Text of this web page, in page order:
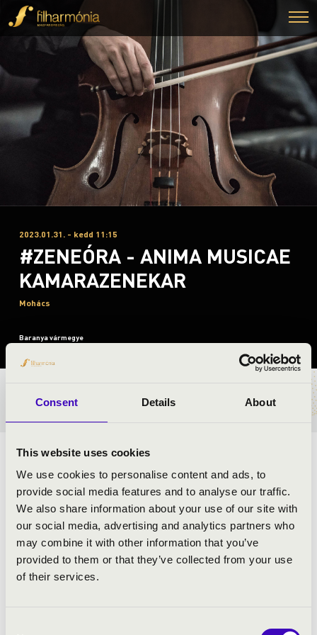
Consent Details About
This website uses cookies
We use cookies to personalise content and ads, to
provide social media features and to analyse our traffic.
We also share information about your use of our site with
our social media, advertising and analytics partners who
may combine it with other information that you’ve
provided to them or that they’ve collected from your use
of their services.
2023.01.31. - kedd 11:15
#ZENEÓRA - ANIMA MUSICAE
KAMARAZENEKAR
Mohács
Baranya vármegye
BÉRLET- ÉS JEGYÁRAK
KÖNTÖSBEN!
ELŐADÓK:
Anima Musicae Kamarazenekar
G. Horváth László